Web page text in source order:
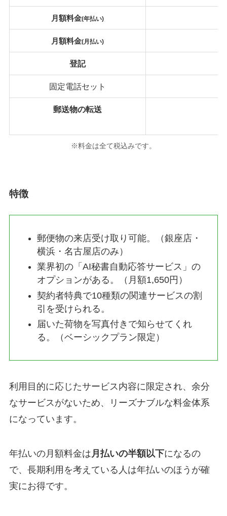
月額料金(年払い)
月額料金(月払い)
登記
固定電話セット
郵送物の転送
※料金は全て税込みです。
特徴
郵便物の来店受け取り可能。（銀座店・
横浜・名古屋店のみ）
業界初の「AI秘書自動応答サービス」の
オプションがある。（月額1,650円）
契約者特典で10種類の関連サービスの割
引を受けられる。
届いた荷物を写真付きで知らせてくれ
る。（ベーシックプラン限定）
利用目的に応じたサービス内容に限定され、余分
なサービスがないため、リーズナブルな料金体系
になっています。
年払いの月額料金は月払いの半額以下になるの
で、長期利用を考えている人は年払いのほうが確
実にお得です。